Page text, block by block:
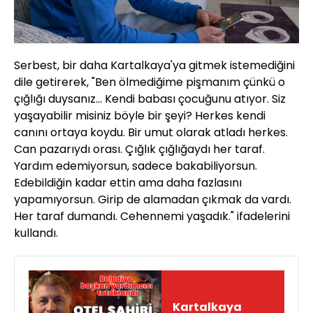
Serbest, bir daha Kartalkaya'ya gitmek istemediğini
dile getirerek, "Ben ölmediğime pişmanım çünkü o
çığlığı duysanız... Kendi babası çocuğunu atıyor. Siz
yaşayabilir misiniz böyle bir şeyi? Herkes kendi
canını ortaya koydu. Bir umut olarak atladı herkes.
Can pazarıydı orası. Çığlık çığlığaydı her taraf.
Yardım edemiyorsun, sadece bakabiliyorsun.
Edebildiğin kadar ettin ama daha fazlasını
yapamıyorsun. Girip de alamadan çıkmak da vardı.
Her taraf dumandı. Cehennemi yaşadık." ifadelerini
kullandı.
Kartalkaya